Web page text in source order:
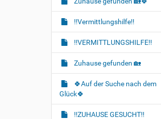
r
a
t
i
o
n
‼️Vermittlungshilfe‼️
‼️VERMITTLUNGSHILFE‼️
Zuhause gefunden 🏡
🍀Auf der Suche nach dem
Glück🍀
‼️ZUHAUSE GESUCHT‼️